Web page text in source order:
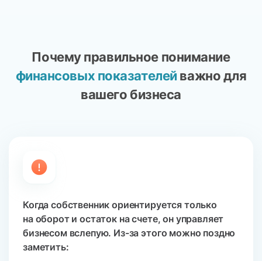
Почему правильное понимание
финансовых показателейважно для
вашего бизнеса
Когда собственник ориентируется только
на оборот и остаток на счете, он управляет
бизнесом вслепую. Из-за этого можно поздно
заметить: